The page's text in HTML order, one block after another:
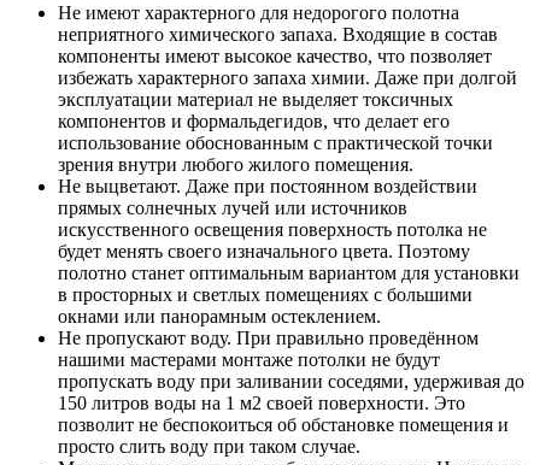
Не имеют характерного для недорогого полотна
неприятного химического запаха. Входящие в состав
компоненты имеют высокое качество, что позволяет
избежать характерного запаха химии. Даже при долгой
эксплуатации материал не выделяет токсичных
компонентов и формальдегидов, что делает его
использование обоснованным с практической точки
зрения внутри любого жилого помещения.
Не выцветают. Даже при постоянном воздействии
прямых солнечных лучей или источников
искусственного освещения поверхность потолка не
будет менять своего изначального цвета. Поэтому
полотно станет оптимальным вариантом для установки
в просторных и светлых помещениях с большими
окнами или панорамным остеклением.
Не пропускают воду. При правильно проведённом
нашими мастерами монтаже потолки не будут
пропускать воду при заливании соседями, удерживая до
150 литров воды на 1 м2 своей поверхности. Это
позволит не беспокоиться об обстановке помещения и
просто слить воду при таком случае.